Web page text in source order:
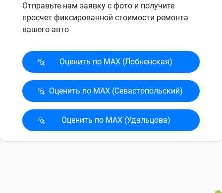
Отправьте нам заявку с фото и получите
просчет фиксированной стоимости ремонта
вашего авто
Оценить по MAX (Лобненская)
Оценить по MAX (Севасто­польский)
Оценить по MAX (Удальцова)